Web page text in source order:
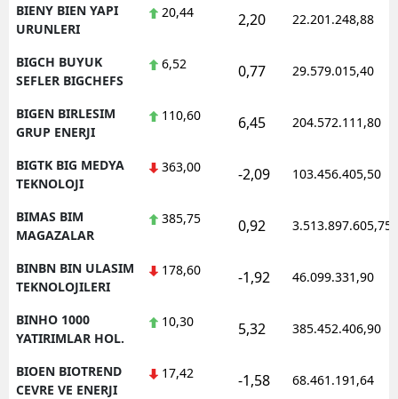
BIENY BIEN YAPI
URUNLERI
20,44 2,20 22.201.248,88
BIGCH BUYUK
SEFLER BIGCHEFS
6,52 0,77 29.579.015,40
BIGEN BIRLESIM
GRUP ENERJI
110,60 6,45 204.572.111,80
BIGTK BIG MEDYA
TEKNOLOJI
363,00 -2,09 103.456.405,50
BIMAS BIM
MAGAZALAR
385,75 0,92 3.513.897.605,75
BINBN BIN ULASIM
TEKNOLOJILERI
178,60 -1,92 46.099.331,90
BINHO 1000
YATIRIMLAR HOL.
10,30 5,32 385.452.406,90
BIOEN BIOTREND
CEVRE VE ENERJI
17,42 -1,58 68.461.191,64